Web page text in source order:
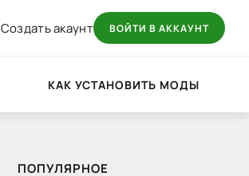
Создать акаунт ВОЙТИ В АККАУНТ
КАК УСТАНОВИТЬ МОДЫ
ПОПУЛЯРНОЕ